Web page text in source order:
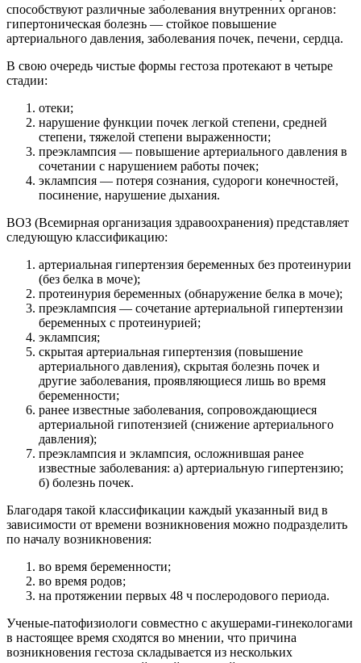
способствуют различные заболевания внутренних органов:
гипертоническая болезнь — стойкое повышение
артериального давления, заболевания почек, печени, сердца.
В свою очередь чистые формы гестоза протекают в четыре
стадии:
отеки;
нарушение функции почек легкой степени, средней
степени, тяжелой степени выраженности;
преэклампсия — повышение артериального давления в
сочетании с нарушением работы почек;
эклампсия — потеря сознания, судороги конечностей,
посинение, нарушение дыхания.
ВОЗ (Всемирная организация здравоохранения) представляет
следующую классификацию:
артериальная гипертензия беременных без протеинурии
(без белка в моче);
протеинурия беременных (обнаружение белка в моче);
преэклампсия — сочетание артериальной гипертензии
беременных с протеинурией;
эклампсия;
скрытая артериальная гипертензия (повышение
артериального давления), скрытая болезнь почек и
другие заболевания, проявляющиеся лишь во время
беременности;
ранее известные заболевания, сопровождающиеся
артериальной гипотензией (снижение артериального
давления);
преэклампсия и эклампсия, осложнившая ранее
известные заболевания: а) артериальную гипертензию;
б) болезнь почек.
Благодаря такой классификации каждый указанный вид в
зависимости от времени возникновения можно подразделить
по началу возникновения:
во время беременности;
во время родов;
на протяжении первых 48 ч послеродового периода.
Ученые-патофизиологи совместно с акушерами-гинекологами
в настоящее время сходятся во мнении, что причина
возникновения гестоза складывается из нескольких